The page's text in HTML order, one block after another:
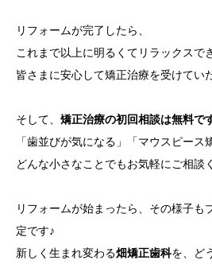
リフォームが完了したら、
これまで以上に明るくてリラックスで
皆さまに安心して矯正治療を受けてい
そして、 矯正治療の初回相談は無料で
「歯並びが気になる」「マウスピース
どんな小さなことでもお気軽にご相談
リフォームが始まったら、その様子も
定です♪
新しく生まれ変わる畑矯正歯科を、ど